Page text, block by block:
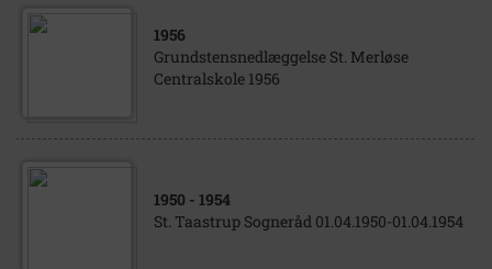
1956
Grundstensnedlæggelse St. Merløse
Centralskole 1956
1950 - 1954
St. Taastrup Sogneråd 01.04.1950-01.04.1954